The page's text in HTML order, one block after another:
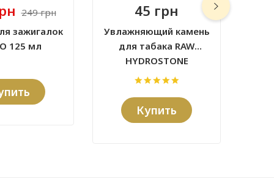
249 грн
зажигалок
125 мл
45 грн
Увлажняющий камень
для табака RAW
HYDROSTONE
Купить